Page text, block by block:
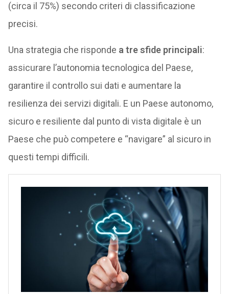
(circa il 75%) secondo criteri di classificazione
precisi.
Una strategia che risponde a tre sfide principali:
assicurare l’autonomia tecnologica del Paese,
garantire il controllo sui dati e aumentare la
resilienza dei servizi digitali. E un Paese autonomo,
sicuro e resiliente dal punto di vista digitale è un
Paese che può competere e “navigare” al sicuro in
questi tempi difficili.